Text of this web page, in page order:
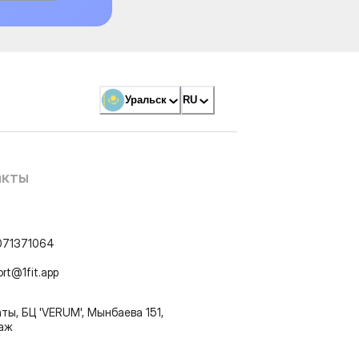
Уральск RU
БЦ 'VERUM', Мынбаева 151,